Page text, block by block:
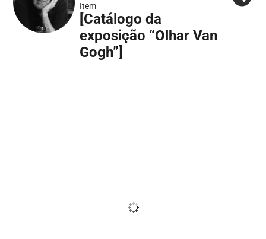
Item
[Catálogo da
exposição “Olhar Van
Gogh”]